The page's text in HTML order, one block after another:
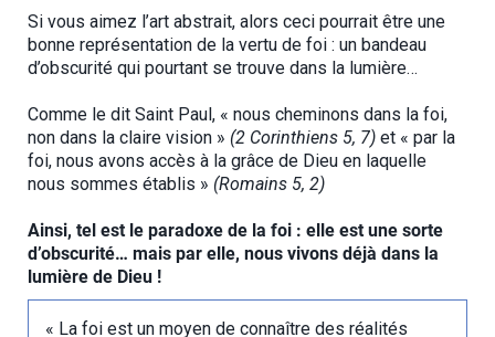
Si vous aimez l’art abstrait, alors ceci pourrait être une
bonne représentation de la vertu de foi : un bandeau
d’obscurité qui pourtant se trouve dans la lumière…
Comme le dit Saint Paul, « nous cheminons dans la foi,
non dans la claire vision » (2 Corinthiens 5, 7) et « par la
foi, nous avons accès à la grâce de Dieu en laquelle
nous sommes établis » (Romains 5, 2)
Ainsi, tel est le paradoxe de la foi : elle est une sorte
d’obscurité… mais par elle, nous vivons déjà dans la
lumière de Dieu !
« La foi est un moyen de connaître des réalités